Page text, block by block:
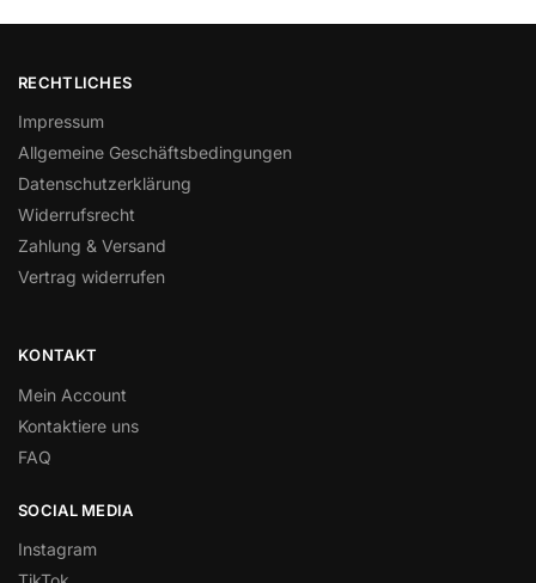
RECHTLICHES
Impressum
Allgemeine Geschäftsbedingungen
Datenschutzerklärung
Widerrufsrecht
Zahlung & Versand
Vertrag widerrufen
KONTAKT
Mein Account
Kontaktiere uns
FAQ
SOCIAL MEDIA
Instagram